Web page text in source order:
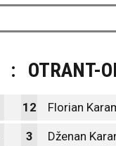
: OTRANT-
12 Florian
3 Dženan